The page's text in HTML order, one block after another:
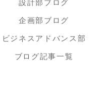
設計部ブログ
企画部ブログ
ビジネスアドバンス部
ブログ記事一覧